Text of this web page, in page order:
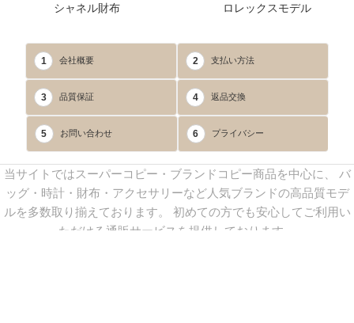
シャネル財布 ロレックスモデル
1 会社概要 2 支払い方法
3 品質保証 4 返品交換
5 お問い合わせ 6 プライバシー
当サイトではスーパーコピー・ブランドコピー商品を中心に、 バ
ッグ・時計・財布・アクセサリーなど人気ブランドの高品質モデ
ルを多数取り揃えております。 初めての方でも安心してご利用い
ただける通販サービスを提供しております。